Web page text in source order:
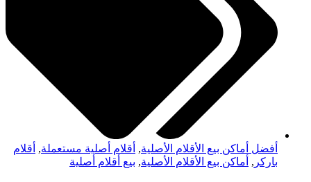
أفضل أماكن بيع الأقلام الأصلية, أقلام أصلية مستعملة, أقلام
باركر , أماكن بيع الأقلام الأصلية, بيع أقلام أصلية